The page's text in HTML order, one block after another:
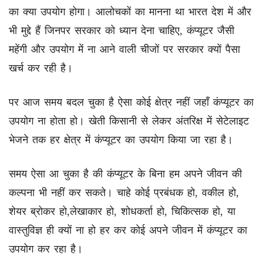
का क्या उपयोग होगा। आलोचकों का मानना था भारत देश में और
भी मुद्दे हैं जिनपर सरकार को ध्यान देना चाहिए, कंप्यूटर जैसी
महेंगी और उपयोग में ना आने वाली चीजों पर सरकार क्यों पैसा
खर्च कर रही है।
पर आज समय बदल चुका है ऐसा कोई क्षेत्र नहीं जहाँ कंप्यूटर का
उपयोग ना होता हो। खेती किसानी से लेकर अंतरिक्ष में सेटेलाइट
भेजने तक हर क्षेत्र में कंप्यूटर का उपयोग किया जा रहा है।
समय ऐसा आ चुका है की कंप्यूटर के बिना हम अपने जीवन की
कल्पना भी नहीं कर सकते। चाहे कोई प्रबंधक हो, वकील हो,
शेयर ब्रोकर हो,लेखाकार हो, शोधकर्ता हो, चिकित्सक हो, या
वास्तुविज्ञ ही क्यों ना हो हर कर कोई अपने जीवन में कंप्यूटर का
उपयोग कर रहा है।